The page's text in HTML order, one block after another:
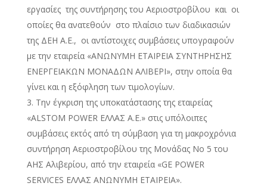
εργασίες της συντήρησης του Αεριοστροβίλου και οι
οποίες θα ανατεθούν στο πλαίσιο των διαδικασιών
της ΔΕΗ Α.Ε., οι αντίστοιχες συμβάσεις υπογραφούν
με την εταιρεία «ΑΝΩΝΥΜΗ ΕΤΑΙΡΕΙΑ ΣΥΝΤΗΡΗΣΗΣ
ΕΝΕΡΓΕΙΑΚΩΝ ΜΟΝΑΔΩΝ ΑΛΙΒΕΡΙ», στην οποία θα
γίνει και η εξόφληση των τιμολογίων.
Την έγκριση της υποκατάστασης της εταιρείας
«ALSTOM POWER ΕΛΛΑΣ A.E.» στις υπόλοιπες
συμβάσεις εκτός από τη σύμβαση για τη μακροχρόνια
συντήρηση Αεριοστροβίλου της Μονάδας Νο 5 του
ΑΗΣ Αλιβερίου, από την εταιρεία «GE POWER
SERVICES ΕΛΛΑΣ ΑΝΩΝΥΜΗ ΕΤΑΙΡΕΙΑ».